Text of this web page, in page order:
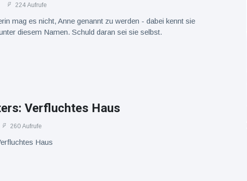
224 Aufrufe
mag es nicht, Anne genannt zu werden - dabei kennt sie
diesem Namen. Schuld daran sei sie selbst.
Verfluchtes Haus
260 Aufrufe
Haus